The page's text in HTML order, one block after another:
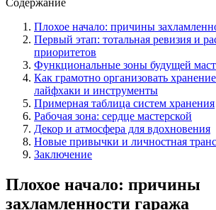
Плохое начало: причины
Первый этап: тотальная ревизия и
приоритетов
Функциональные зоны будущей
Как грамотно организовать
лайфхаки и инструменты
Примерная таблица систем хранения
Рабочая зона: сердце мастерской
Декор и атмосфера для вдохновения
Новые привычки и личностная
Заключение
Плохое начало: причины
захламленности гаража